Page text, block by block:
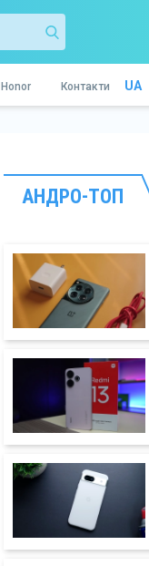
Honor Контакти UA
АНДРО-ТОП